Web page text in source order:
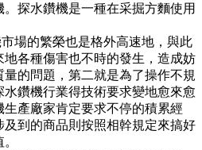
探水鑽機是一種在采掘方麵使用
場的繁榮也是格外高速地，與此
各種傷害也不時的發生，造成妨
的問題，第二就是為了操作不規
鑽機行業得技術要求變地愈來愈
產廠家肯定要求不停的積累經
到的商品則按照相幹規定來搞好
。